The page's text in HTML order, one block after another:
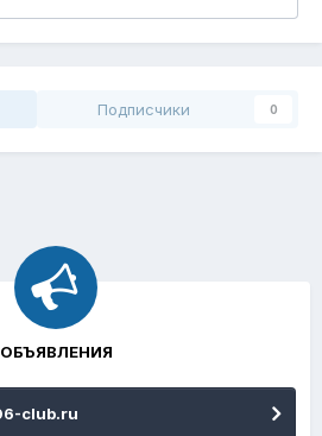
Подписчики 0
ОБЪЯВЛЕНИЯ
club.ru